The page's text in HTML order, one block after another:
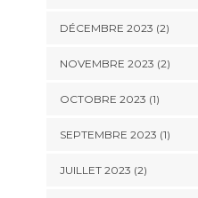
DÉCEMBRE 2023 (2)
NOVEMBRE 2023 (2)
OCTOBRE 2023 (1)
SEPTEMBRE 2023 (1)
JUILLET 2023 (2)